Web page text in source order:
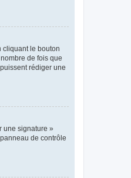
cliquant le bouton
de fois que
rédiger une
une signature »
de contrôle